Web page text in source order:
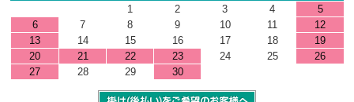
1
2 3 4
5
6
7 8 9 10 11
12
13
14 15 16 17 18
19
20
21 22 23 24 25
26
27
28 29 30